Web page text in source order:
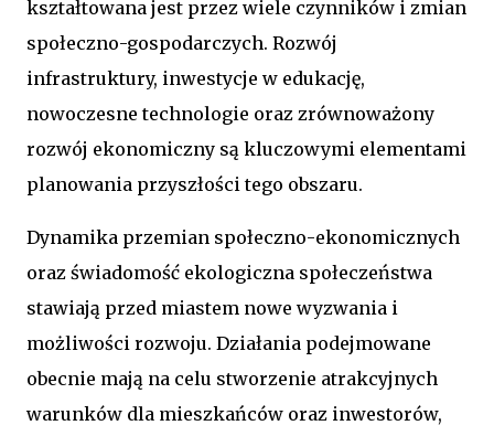
kształtowana jest przez wiele czynników i zmian
społeczno-gospodarczych. Rozwój
infrastruktury, inwestycje w edukację,
nowoczesne technologie oraz zrównoważony
rozwój ekonomiczny są kluczowymi elementami
planowania przyszłości tego obszaru.
Dynamika przemian społeczno-ekonomicznych
oraz świadomość ekologiczna społeczeństwa
stawiają przed miastem nowe wyzwania i
możliwości rozwoju. Działania podejmowane
obecnie mają na celu stworzenie atrakcyjnych
warunków dla mieszkańców oraz inwestorów,